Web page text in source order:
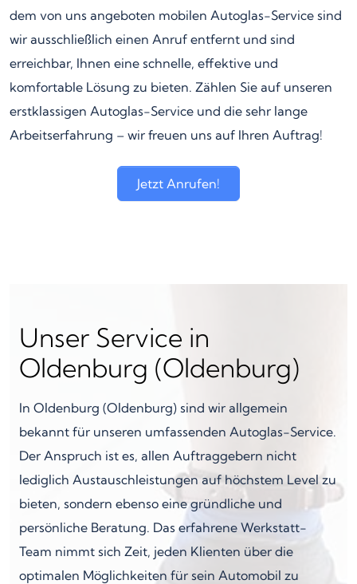
dem von uns angeboten mobilen Autoglas-Service sind
wir ausschließlich einen Anruf entfernt und sind
erreichbar, Ihnen eine schnelle, effektive und
komfortable Lösung zu bieten. Zählen Sie auf unseren
erstklassigen Autoglas-Service und die sehr lange
Arbeitserfahrung – wir freuen uns auf Ihren Auftrag!
Jetzt Anrufen!
Unser Service in
Oldenburg (Oldenburg)
In Oldenburg (Oldenburg) sind wir allgemein
bekannt für unseren umfassenden Autoglas-Service.
Der Anspruch ist es, allen Auftraggebern nicht
lediglich Austauschleistungen auf höchstem Level zu
bieten, sondern ebenso eine gründliche und
persönliche Beratung. Das erfahrene Werkstatt-
Team nimmt sich Zeit, jeden Klienten über die
optimalen Möglichkeiten für sein Automobil zu